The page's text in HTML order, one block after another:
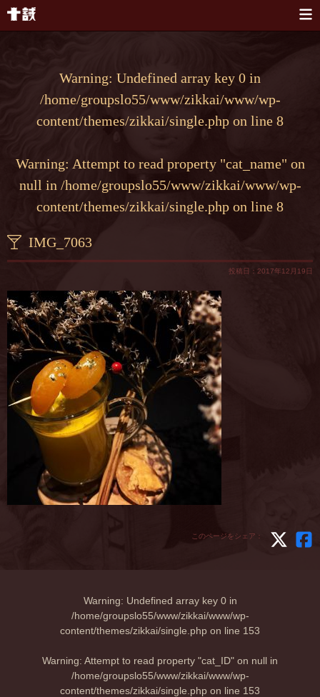
Warning: Undefined array key 0 in
/home/groupslo55/www/zikkai/www/wp-
content/themes/zikkai/single.php on line 8
Warning: Attempt to read property "cat_name" on
null in /home/groupslo55/www/zikkai/www/wp-
content/themes/zikkai/single.php on line 8
IMG_7063
投稿日：2017年12月19日
このページをシェア：
Warning: Undefined array key 0 in
/home/groupslo55/www/zikkai/www/wp-
content/themes/zikkai/single.php on line 153
Warning: Attempt to read property "cat_ID" on null in
/home/groupslo55/www/zikkai/www/wp-
content/themes/zikkai/single.php on line 153